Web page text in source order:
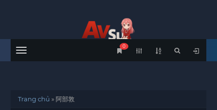
Menu
0
Trang chủ »阿部敦